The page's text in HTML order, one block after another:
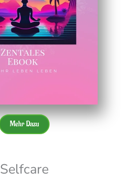
Mehr Dazu
Selfcare